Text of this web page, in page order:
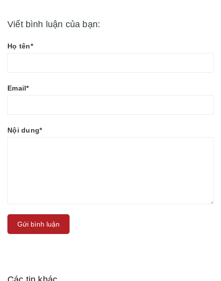
Viết bình luận của bạn:
Họ tên*
Email*
Nội dung*
Gửi bình luận